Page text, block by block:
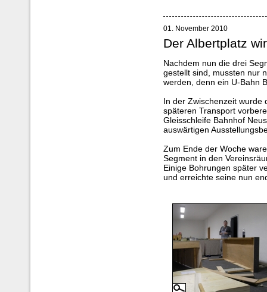
01. November 2010
Der Albertplatz
Nachdem nun die drei
gestellt sind, mussten nur
werden, denn ein U-Bahn
In der Zwischenzeit wurde
späteren Transport
Gleisschleife Bahnhof
auswärtigen
Zum Ende der Woche
Segment in den
Einige Bohrungen später
und erreichte seine nun